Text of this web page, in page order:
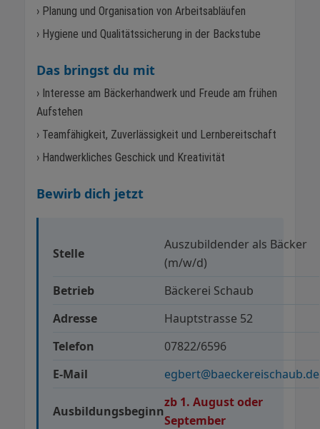
› Planung und Organisation von Arbeitsabläufen
› Hygiene und Qualitätssicherung in der Backstube
Das bringst du mit
› Interesse am Bäckerhandwerk und Freude am frühen
Aufstehen
› Teamfähigkeit, Zuverlässigkeit und Lernbereitschaft
› Handwerkliches Geschick und Kreativität
Bewirb dich jetzt
Stelle
Auszubildender als Bäcker
(m/w/d)
Betrieb
Bäckerei Schaub
Adresse
Hauptstrasse 52
Telefon
07822/6596
E-Mail
egbert@baeckereischaub.de
Ausbildungsbeginn
zb 1. August oder
September